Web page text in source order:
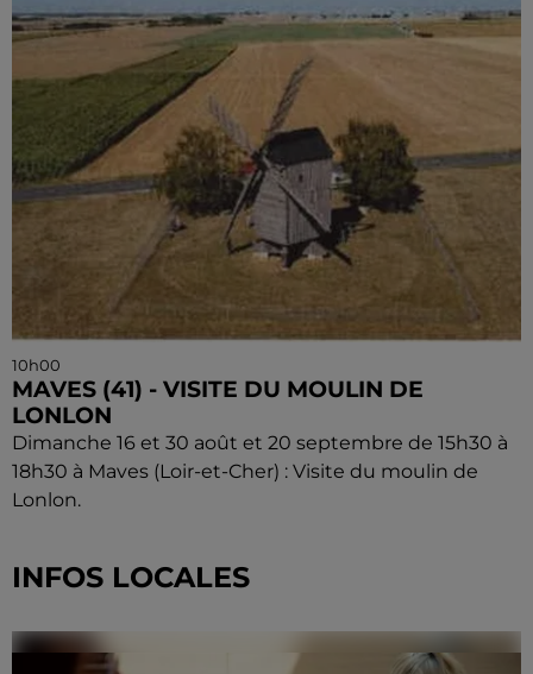
10h00
MAVES (41) - VISITE DU MOULIN DE
LONLON
Dimanche 16 et 30 août et 20 septembre de 15h30 à
18h30 à Maves (Loir-et-Cher) : Visite du moulin de
Lonlon.
INFOS LOCALES